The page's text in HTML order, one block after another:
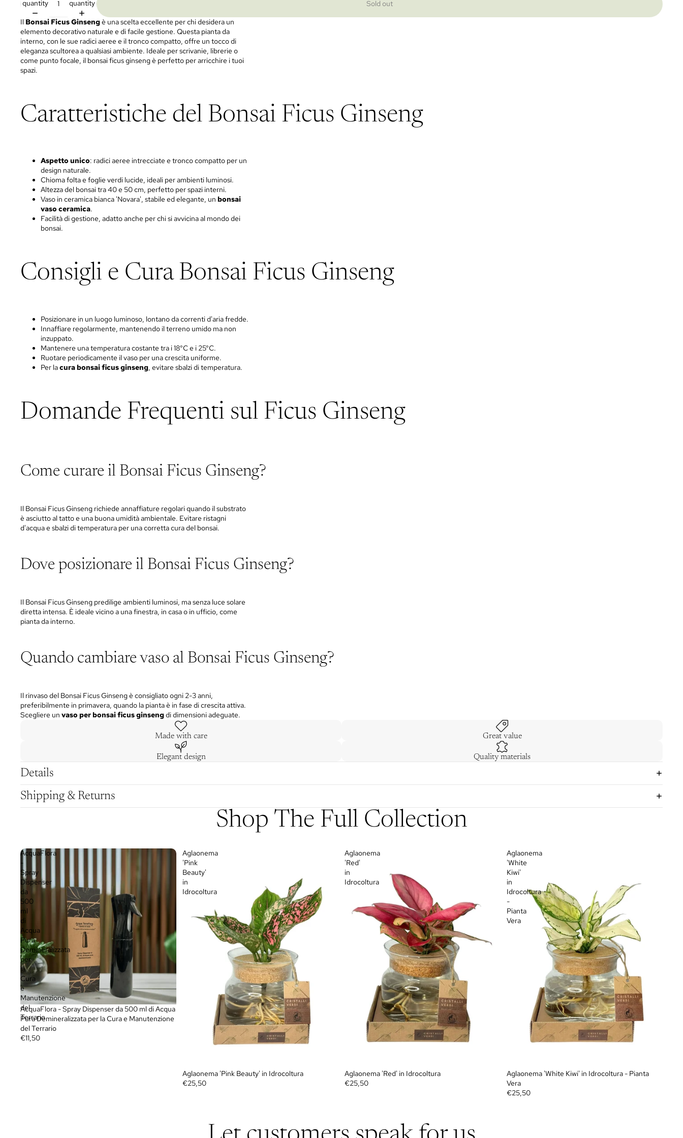
quantity quantity
Sold out
Il Bonsai Ficus Ginsengè una scelta eccellente per chi desidera un
elemento decorativo naturale e di facile gestione. Questa pianta da
interno, con le sue radici aeree e il tronco compatto, offre un tocco di
eleganza scultorea a qualsiasi ambiente. Ideale per scrivanie, librerie o
come punto focale, il bonsai ficus ginseng è perfetto per arricchire i tuoi
spazi.
Caratteristiche del Bonsai Ficus Ginseng
Aspetto unico: radici aeree intrecciate e tronco compatto per un
design naturale.
Chioma folta e foglie verdi lucide, ideali per ambienti luminosi.
Altezza del bonsai tra 40 e 50 cm, perfetto per spazi interni.
Vaso in ceramica bianca 'Novara', stabile ed elegante, un bonsai
vaso ceramica.
Facilità di gestione, adatto anche per chi si avvicina al mondo dei
bonsai.
Consigli e Cura Bonsai Ficus Ginseng
Posizionare in un luogo luminoso, lontano da correnti d'aria fredde.
Innaffiare regolarmente, mantenendo il terreno umido ma non
inzuppato.
Mantenere una temperatura costante tra i 18°C e i 25°C.
Ruotare periodicamente il vaso per una crescita uniforme.
Per lacura bonsai ficus ginseng, evitare sbalzi di temperatura.
Domande Frequenti sul Ficus Ginseng
Come curare il Bonsai Ficus Ginseng?
Il Bonsai Ficus Ginseng richiede annaffiature regolari quando il substrato
è asciutto al tatto e una buona umidità ambientale. Evitare ristagni
d'acqua e sbalzi di temperatura per una corretta cura del bonsai.
Dove posizionare il Bonsai Ficus Ginseng?
Il Bonsai Ficus Ginseng predilige ambienti luminosi, ma senza luce solare
diretta intensa. È ideale vicino a una finestra, in casa o in ufficio, come
pianta da interno.
Quando cambiare vaso al Bonsai Ficus Ginseng?
Il rinvaso del Bonsai Ficus Ginseng è consigliato ogni 2-3 anni,
preferibilmente in primavera, quando la pianta è in fase di crescita attiva.
Scegliere un vaso per bonsai ficus ginsengdi dimensioni adeguate.
Made with care Great value
Elegant design Quality materials
Details
Shipping & Returns
Shop The Full Collection
AcquaFlora
-
Spray
Dispenser
da
500
ml
di
Acqua
Pura
Demineralizzata
per
la
Cura
e
Manutenzione
del
Terrario
AcquaFlora - Spray Dispenser da 500 ml di Acqua
Pura Demineralizzata per la Cura e Manutenzione
del Terrario
€11,50
Aglaonema
'Pink
Beauty'
in
Idrocoltura
Aglaonema 'Pink Beauty' in Idrocoltura
€25,50
Aglaonema
'Red'
in
Idrocoltura
Aglaonema 'Red' in Idrocoltura
€25,50
Aglaonema
'White
Kiwi'
in
Idrocoltura
-
Pianta
Vera
Aglaonema 'White Kiwi' in Idrocoltura - Pianta
Vera
€25,50